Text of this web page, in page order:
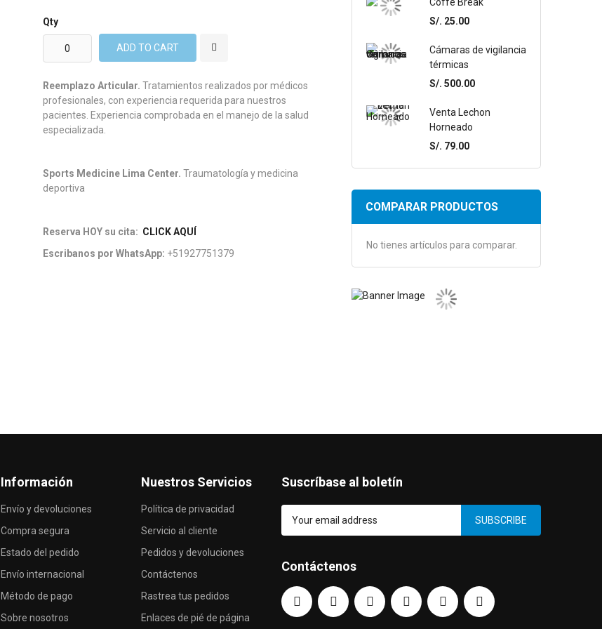
Qty
ADD TO CART
Reemplazo Articular. Tratamientos realizados por médicos
profesionales, con experiencia requerida para nuestros
pacientes. Experiencia comprobada en el manejo de la salud
especializada.
Sports Medicine Lima Center. Traumatología y medicina
deportiva
Reserva HOY su cita: CLICK AQUÍ
Escribanos por WhatsApp: +51927751379
S/. 25.00
Cámaras de vigilancia
térmicas
S/. 500.00
Venta Lechon
Horneado
S/. 79.00
COMPARAR PRODUCTOS
No tienes artículos para comparar.
Información
Envío y devoluciones
Compra segura
Estado del pedido
Envío internacional
Método de pago
Sobre nosotros
Nuestros Servicios
Política de privacidad
Servicio al cliente
Pedidos y devoluciones
Contáctenos
Rastrea tus pedidos
Enlaces de pié de página
Suscríbase al boletín
SUBSCRIBE
Contáctenos